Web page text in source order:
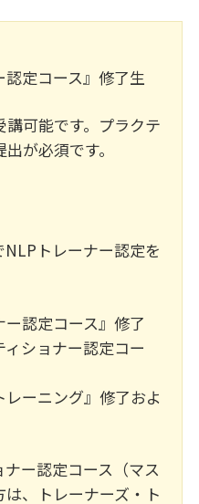
認定コース』修了生
可能です。プラクテ
が必須です。
トレーナー認定を
ー認定コース』修了
ィショナー認定コー
レーニング』修了およ
ー認定コース（マス
、トレーナーズ・ト